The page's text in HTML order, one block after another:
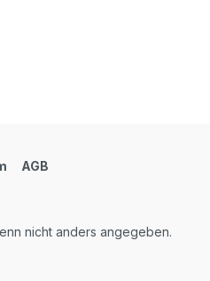
AGB
nicht anders angegeben.